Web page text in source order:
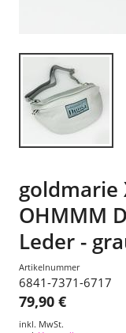
goldmarie
OHMMM
Leder -
Artikelnummer
6841-7371-6717
79,90 €
inkl. MwSt.